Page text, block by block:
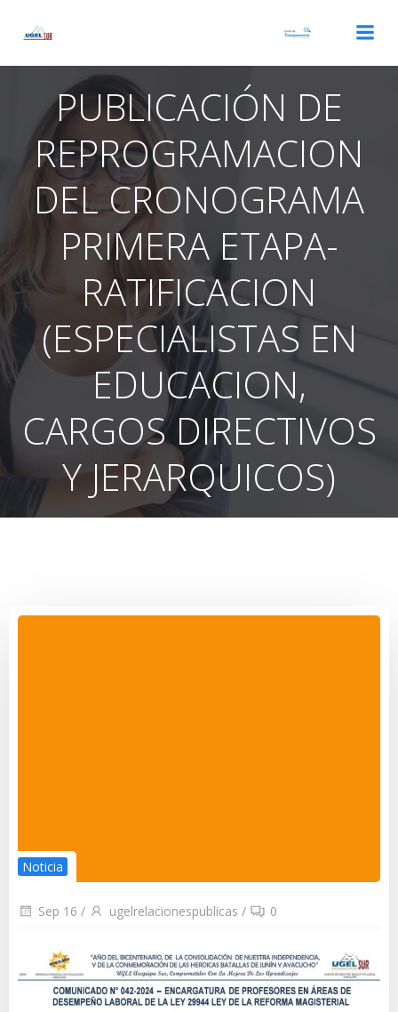
PUBLICACIÓN DE
REPROGRAMACION
DEL CRONOGRAMA
PRIMERA ETAPA-
RATIFICACION
(ESPECIALISTAS EN
EDUCACION,
CARGOS DIRECTIVOS
Y JERARQUICOS)
Noticia
Sep 16 / ugelrelacionespublicas / 0